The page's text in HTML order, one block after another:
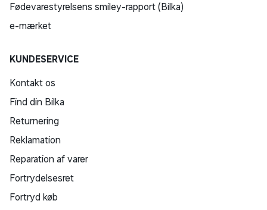
Fødevarestyrelsens smiley-rapport (Bilka)
e-mærket
KUNDESERVICE
Kontakt os
Find din Bilka
Returnering
Reklamation
Reparation af varer
Fortrydelsesret
Fortryd køb